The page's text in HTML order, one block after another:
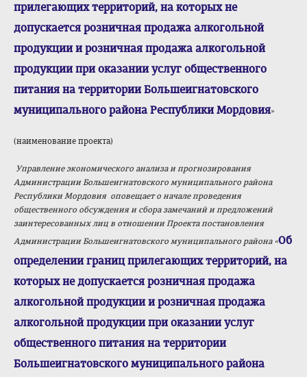
прилегающих территорий, на которых не
допускается розничная продажа алкогольной
продукции и розничная продажа алкогольной
продукции при оказании услуг общественного
питания на территории Большеигнатовского
муниципального района Республики Мордовия»
(наименование проекта)
Управление экономического анализа и прогнозирования
Администрации Большеигнатовского муниципального района
Республики Мордовия оповещает о начале проведения
общественного обсуждения и сбора замечаний и предложений
заинтересованных лиц в отношении Проекта постановления
Администрации Большеигнатовского муниципального района«Об
определении границ прилегающих территорий, на
которых не допускается розничная продажа
алкогольной продукции и розничная продажа
алкогольной продукции при оказании услуг
общественного питания на территории
Большеигнатовского муниципального района